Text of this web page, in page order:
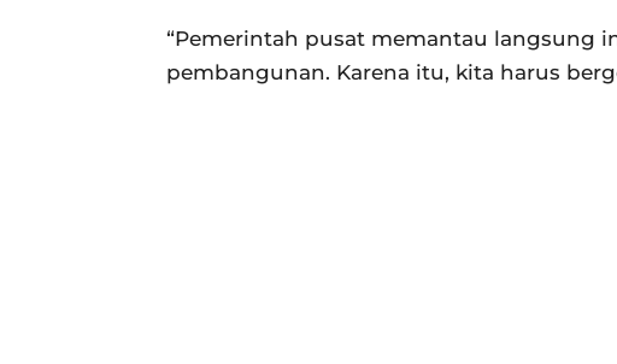
“Pemerintah pusat memantau langsung
pembangunan. Karena itu, kita harus